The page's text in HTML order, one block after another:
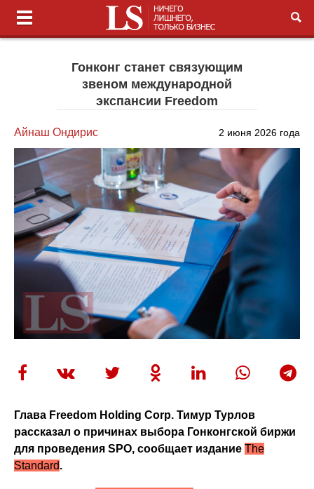
Гонконг станет связующим
звеном международной
экспансии Freedom
Айнаш Ондирис 2 июня 2026 года
Глава Freedom Holding Corp. Тимур Турлов
рассказал о причинах выбора Гонконгской биржи
для проведения SPO, сообщает изданиеThe
Standard.